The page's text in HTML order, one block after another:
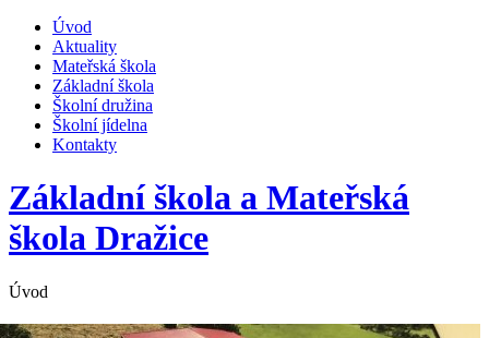
Úvod
Aktuality
Mateřská škola
Základní škola
Školní družina
Školní jídelna
Kontakty
Základní škola a Mateřská
škola Dražice
Úvod